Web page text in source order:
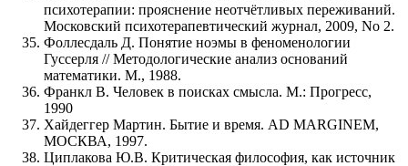
психотерапии: прояснение неотчётливых переживаний.
Московский психотерапевтический журнал, 2009, No 2.
Фоллесдаль Д. Понятие ноэмы в феноменологии
Гуссерля // Методологические анализ оснований
математики. М., 1988.
Франкл В. Человек в поисках смысла. М.: Прогресс,
1990
Хайдеггер Мартин. Бытие и время. AD MARGINEM,
МОСКВА, 1997.
Циплакова Ю.В. Критическая философия, как источник